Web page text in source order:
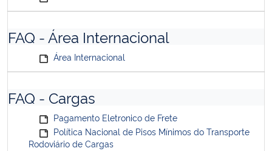
FAQ - Área Internacional
Área Internacional
FAQ - Cargas
Pagamento Eletronico de Frete
Política Nacional de Pisos Mínimos do Transporte
Rodoviário de Cargas